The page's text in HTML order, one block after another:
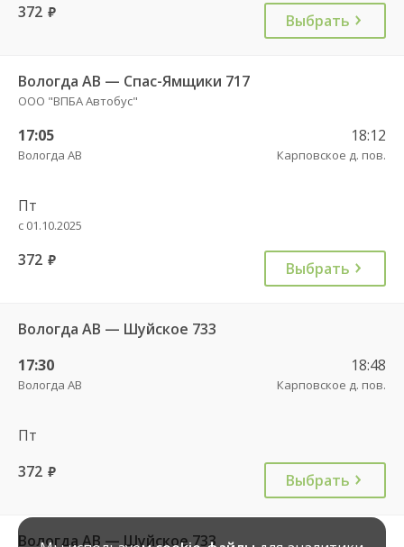
372 руб. Выбрать
Вологда АВ — Спас-Ямщики 717
ООО "ВПБА Автобус"
17:05
Вологда АВ
18:12
Карповское д. пов.
Пт
с 01.10.2025
372 руб. Выбрать
Вологда АВ — Шуйское 733
17:30
Вологда АВ
18:48
Карповское д. пов.
Пт
372 руб. Выбрать
Вологда АВ — Шуйское 733